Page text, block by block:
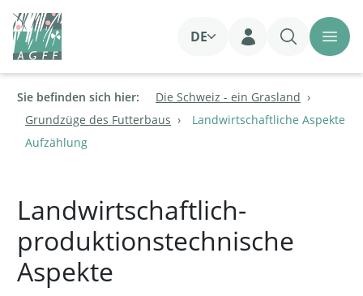
DE
Login
Sie befinden sich hier:
Die Schweiz - ein Grasland
Grundzüge des Futterbaus
Landwirtschaftliche Aspekte
Aufzählung
Landwirtschaftlich-
produktionstechnische
Aspekte